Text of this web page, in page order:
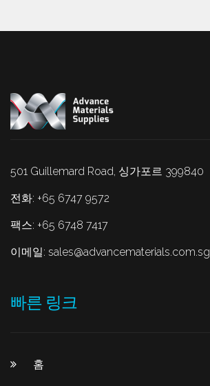
501 Guillemard Road, 싱가포르 399840
전화: +65 6747 9572
팩스: +65 6748 7417
이메일: sales@advancematerials.com.sg
빠른 링크
홈